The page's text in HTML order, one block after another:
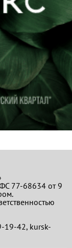
77-68634 от 9
19-42, kursk-